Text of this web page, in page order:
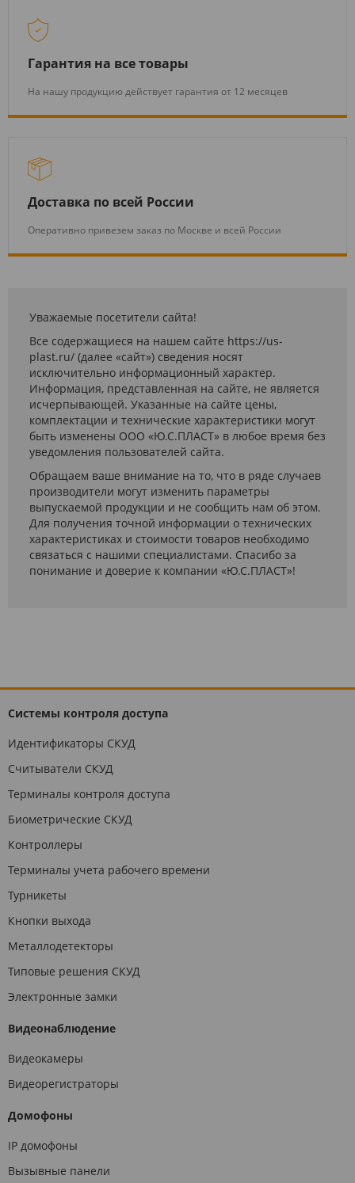
Гарантия на все товары
На нашу продукцию действует гарантия от 12 месяцев
Доставка по всей России
Оперативно привезем заказ по Москве и всей России
Уважаемые посетители сайта!
Все содержащиеся на нашем сайте https://us-
plast.ru/ (далее «сайт») сведения носят
исключительно информационный характер.
Информация, представленная на сайте, не является
исчерпывающей. Указанные на сайте цены,
комплектации и технические характеристики могут
быть изменены ООО «Ю.С.ПЛАСТ» в любое время без
уведомления пользователей сайта.
Обращаем ваше внимание на то, что в ряде случаев
производители могут изменить параметры
выпускаемой продукции и не сообщить нам об этом.
Для получения точной информации о технических
характеристиках и стоимости товаров необходимо
связаться с нашими специалистами. Спасибо за
понимание и доверие к компании «Ю.С.ПЛАСТ»!
Системы контроля доступа
Идентификаторы СКУД
Считыватели СКУД
Терминалы контроля доступа
Биометрические СКУД
Контроллеры
Терминалы учета рабочего времени
Турникеты
Кнопки выхода
Металлодетекторы
Типовые решения СКУД
Электронные замки
Видеонаблюдение
Видеокамеры
Видеорегистраторы
Домофоны
IP домофоны
Вызывные панели